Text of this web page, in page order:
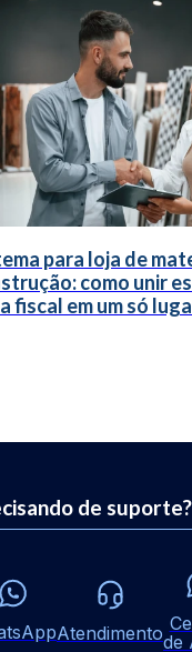
para loja de
como unir
fiscal em um só
de suporte?
Atendimentode